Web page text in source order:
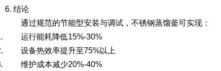
6. 结论
通过规范的节能型安装与调试，不锈钢蒸馏釜可实现：
运行能耗降低15%-30%
设备热效率提升至75%以上
维护成本减少20%-40%